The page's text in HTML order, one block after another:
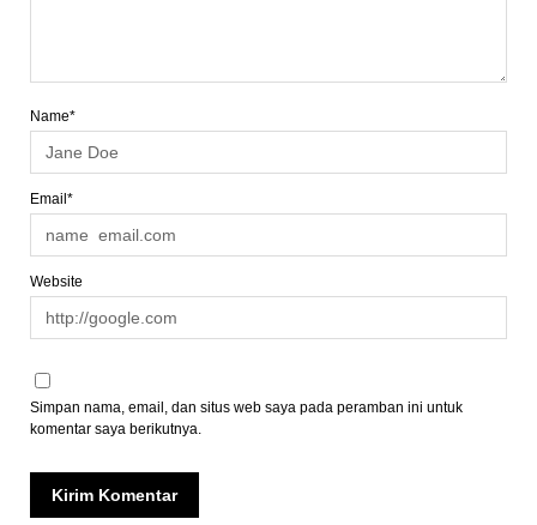
Name*
Email*
Website
Simpan nama, email, dan situs web saya pada peramban ini untuk
komentar saya berikutnya.